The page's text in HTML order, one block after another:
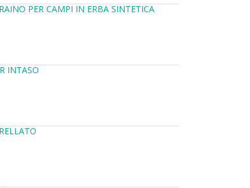
PER CAMPI IN ERBA SINTETICA
INTASO